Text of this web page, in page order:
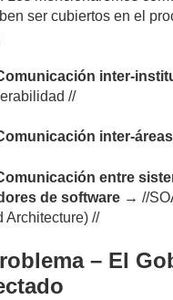
ser cubiertos en el
inter-
//
inter-áreas
entre
de software → //
Architecture) //
– El